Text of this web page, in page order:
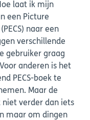
laat ik mijn
een Picture
naar een
verschillende
gebruiker graag
anderen is het
PECS-boek te
Maar de
verder dan iets
maar om dingen